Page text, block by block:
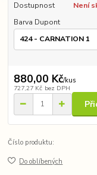
Dostupnost
Není
Barva Dupont
880,00 Kč/kus
727,27 Kč bez DPH
Číslo produktu:
Do oblíbených